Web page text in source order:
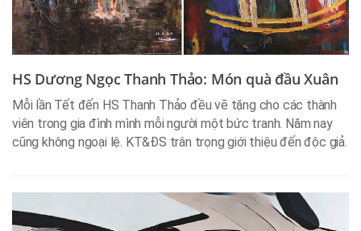
HS Dương Ngọc Thanh Thảo: Món quà đầu Xuân
Mỗi lần Tết đến HS Thanh Thảo đều vẽ tặng cho các thành
viên trong gia đình mình mỗi người một bức tranh. Năm nay
cũng không ngoại lệ. KT&ĐS trân trọng giới thiệu đến độc giả.